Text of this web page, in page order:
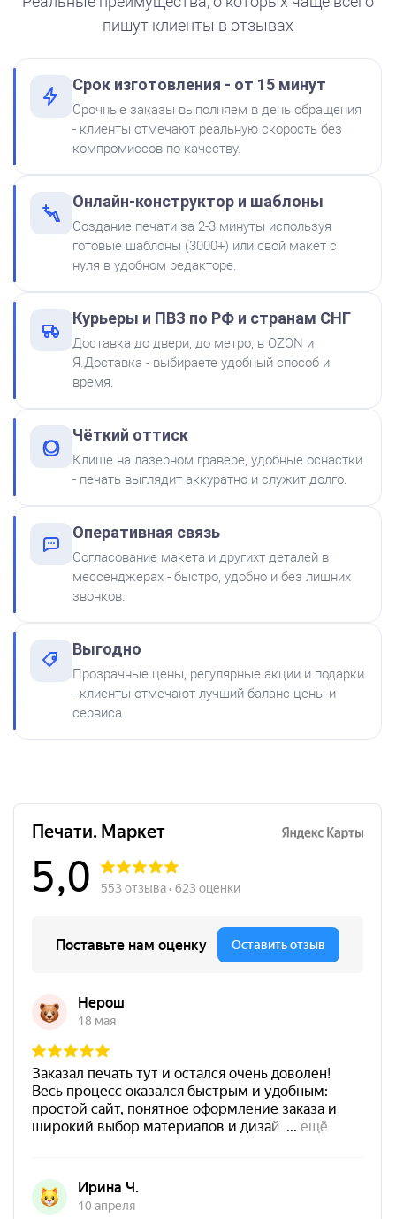
от 550
Печать ООО № Р87
Заказать
от 600
Заказать
от 600
Печать ООО № Р74
Заказать
Печать ООО № Р6
Краска на водной основе
Shiny S-62 КРАСНАЯ 28ml
300
Shiny SP-2F 88х57мм
500
Краска на водной основе
300
Краска на водной основе
Shiny S-65 ЗЕЛЕНАЯ 28ml
Краска на водной основе
Shiny S-64 ФИОЛЕТОВАЯ
300
700
Штемпельная подушка
пишут клиенты в отзывах
Срок изготовления - от 15 минут
Срочные заказы выполняем в день обращения
- клиенты отмечают реальную скорость без
компромиссов по качеству.
Онлайн-конструктор и шаблоны
Создание печати за 2-3 минуты используя
готовые шаблоны (3000+) или свой макет с
нуля в удобном редакторе.
Курьеры и ПВЗ по РФ и странам СНГ
Доставка до двери, до метро, в OZON и
Я.Доставка - выбираете удобный способ и
время.
Чёткий оттиск
Клише на лазерном гравере, удобные оснастки
- печать выглядит аккуратно и служит долго.
Оперативная связь
Согласование макета и другихт деталей в
мессенджерах - быстро, удобно и без лишних
звонков.
Выгодно
Прозрачные цены, регулярные акции и подарки
- клиенты отмечают лучший баланс цены и
сервиса.